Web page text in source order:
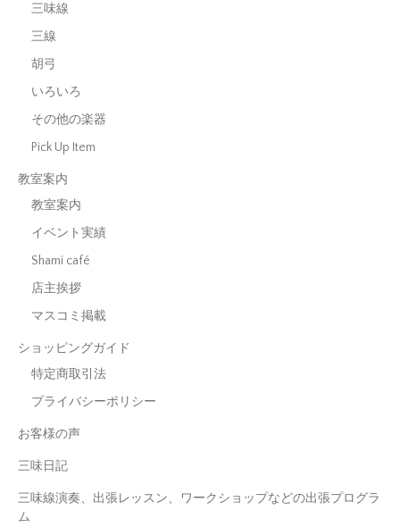
三味線
三線
胡弓
いろいろ
その他の楽器
Pick Up Item
教室案内
教室案内
イベント実績
Shami café
店主挨拶
マスコミ掲載
ショッピングガイド
特定商取引法
プライバシーポリシー
お客様の声
三味日記
三味線演奏、出張レッスン、ワークショップなどの出張プログラ
ム